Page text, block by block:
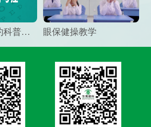
专家做客《乡约科普》栏目，预防孩子近视竟然这么“简单” 眼保健操教学